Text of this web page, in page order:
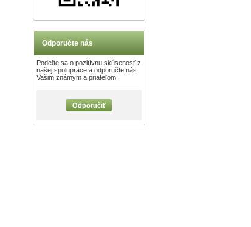
Odporučte nás
Podeľte sa o pozitívnu skúsenosť z
našej spolupráce a odporučte nás
Vašim známym a priateľom:
Odporučiť